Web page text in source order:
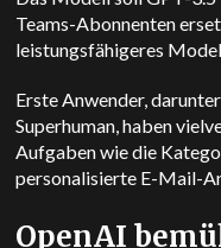
Teams-Abonnenten
leistungsfähigeres
Erste Anwender,
Superhuman, haben
Aufgaben wie die
personalisierte E-Mail-
OpenAI